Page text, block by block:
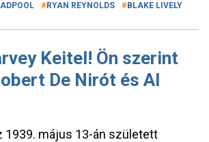
RYAN REYNOLDS BLAKE LIVELY
Keitel! Ön szerint
De Nirót és Al
1939. május 13-án született